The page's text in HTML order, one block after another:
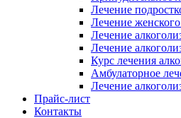
Лечение
Лечение
Лечение
Лечение
Курс лечения
Амбулаторное
Лечение
Прайс-лист
Контакты